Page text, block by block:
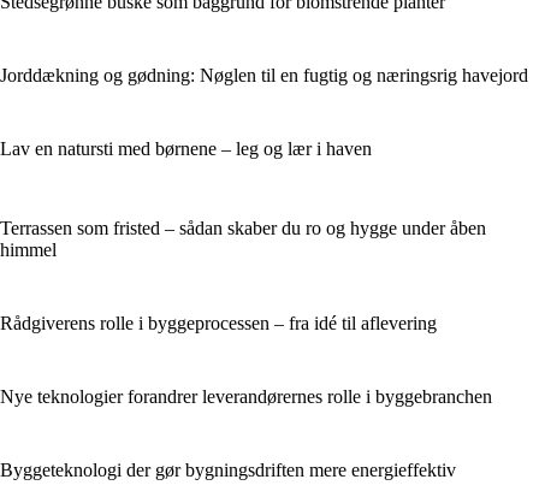
Jorddækning og gødning: Nøglen til en fugtig og næringsrig havejord
Lav en natursti med børnene – leg og lær i haven
Terrassen som fristed – sådan skaber du ro og hygge under åben
himmel
Rådgiverens rolle i byggeprocessen – fra idé til aflevering
Nye teknologier forandrer leverandørernes rolle i byggebranchen
Byggeteknologi der gør bygningsdriften mere energieffektiv